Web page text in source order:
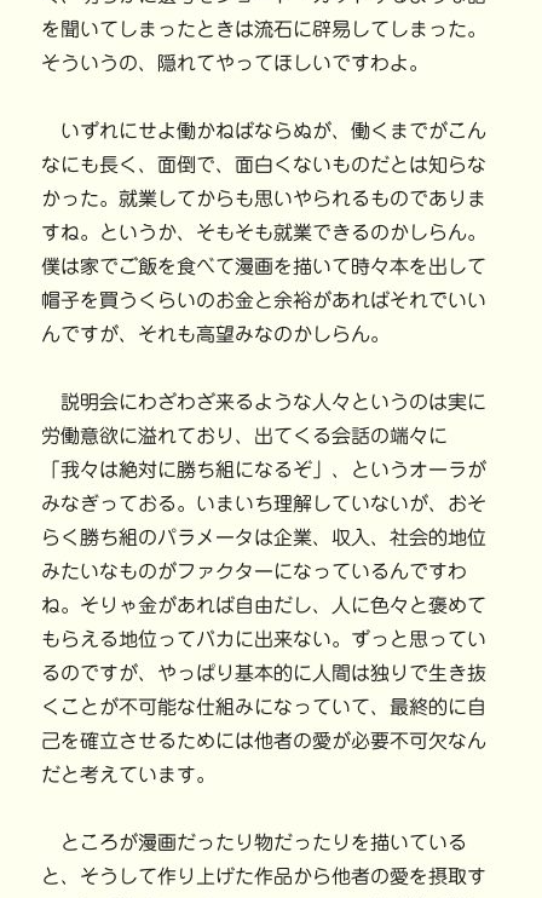
を聞いてしまったときは流石に辟易してしまった。
そういうの、隠れてやってほしいですわよ。
いずれにせよ働かねばならぬが、働くまでがこん
なにも長く、面倒で、面白くないものだとは知らな
かった。就業してからも思いやられるものでありま
すね。というか、そもそも就業できるのかしらん。
僕は家でご飯を食べて漫画を描いて時々本を出して
帽子を買うくらいのお金と余裕があればそれでいい
んですが、それも高望みなのかしらん。
説明会にわざわざ来るような人々というのは実に
労働意欲に溢れており、出てくる会話の端々に
「我々は絶対に勝ち組になるぞ」、というオーラが
みなぎっておる。いまいち理解していないが、おそ
らく勝ち組のパラメータは企業、収入、社会的地位
みたいなものがファクターになっているんですわ
ね。そりゃ金があれば自由だし、人に色々と褒めて
もらえる地位ってバカに出来ない。ずっと思ってい
るのですが、やっぱり基本的に人間は独りで生き抜
くことが不可能な仕組みになっていて、最終的に自
己を確立させるためには他者の愛が必要不可欠なん
だと考えています。
ところが漫画だったり物だったりを描いている
と、そうして作り上げた作品から他者の愛を摂取す